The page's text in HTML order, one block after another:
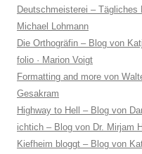
Deutschmeisterei –
Michael Lohmann
Die Orthogräfin – Blog von
folio · Marion Voigt
Formatting and more von
Gesakram
Highway to Hell – Blog von
ichtich – Blog von Dr. Mirjam
Kiefheim bloggt – Blog von